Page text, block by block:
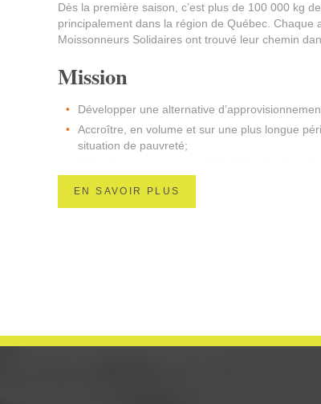
Dès la première saison, c’est plus de 100 000 kg
principalement dans la région de Québec. Chaque
Moissonneurs Solidaires ont trouvé leur chemin
Mission
Développer une alternative
Accroître, en volume et sur une plus longue
situation de pauvreté;
Références
EN SAVOIR PLUS